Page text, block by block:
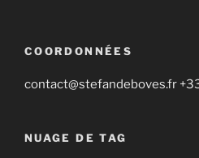
COORDONNÉES
contact@stefandeboves.fr
NUAGE DE TAG